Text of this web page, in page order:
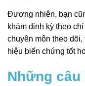
Đương nhiên, bạn
khám định kỳ theo
chuyên môn theo
hiệu biến chứng tốt
Những